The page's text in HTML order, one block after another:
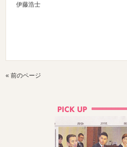
伊藤浩士
« 前のページ